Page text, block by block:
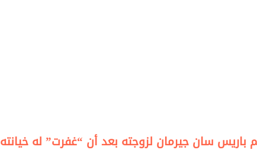
باريس سان جيرمان لزوجته بعد أن “غفرت” له خيانته